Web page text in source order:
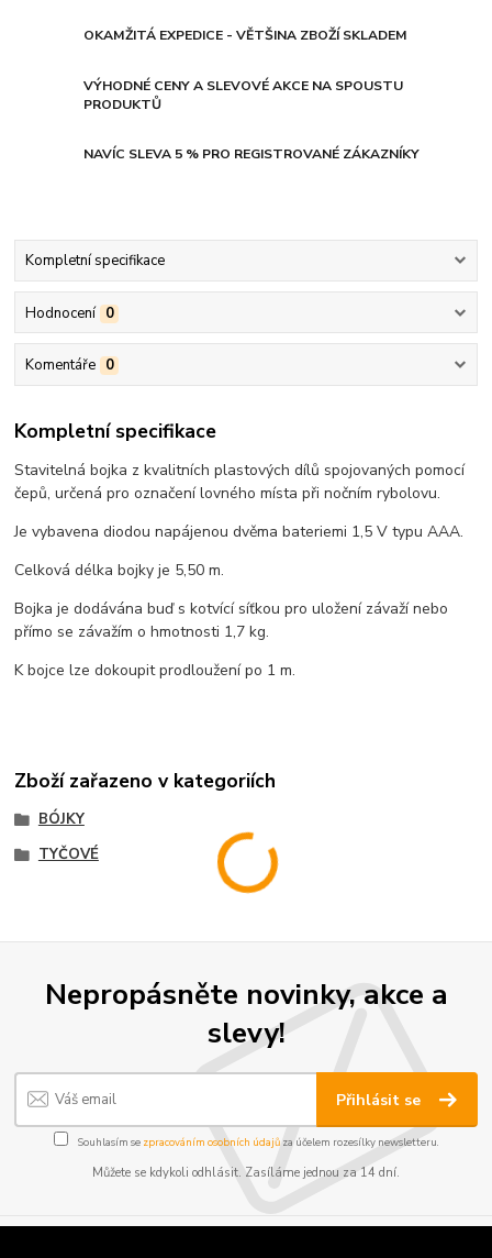
OKAMŽITÁ EXPEDICE - VĚTŠINA ZBOŽÍ SKLADEM
VÝHODNÉ CENY A SLEVOVÉ AKCE NA SPOUSTU
PRODUKTŮ
NAVÍC SLEVA 5 % PRO REGISTROVANÉ ZÁKAZNÍKY
Kompletní specifikace
Hodnocení 0
Komentáře 0
Kompletní specifikace
Stavitelná bojka z kvalitních plastových dílů spojovaných pomocí
čepů, určená pro označení lovného místa při nočním rybolovu.
Je vybavena diodou napájenou dvěma bateriemi 1,5 V typu AAA.
Celková délka bojky je 5,50 m.
Bojka je dodávána buď s kotvící síťkou pro uložení závaží nebo
přímo se závažím o hmotnosti 1,7 kg.
K bojce lze dokoupit prodloužení po 1 m.
Zboží zařazeno v kategoriích
BÓJKY
TYČOVÉ
Nepropásněte novinky, akce a
slevy!
Přihlásit se
Souhlasím se zpracováním osobních údajůza účelem rozesílky newsletteru.
Můžete se kdykoli odhlásit. Zasíláme jednou za 14 dní.